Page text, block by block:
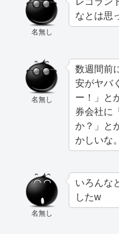
名無し
なとは思
名無し
数週間前
安がヤバ
ー！」と
券会社に
か？」と
かしいな。
名無し
いろんな
したw